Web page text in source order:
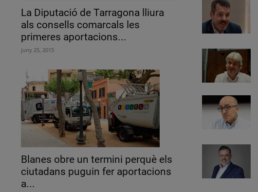
La Diputació de Tarragona lliura
als consells comarcals les
primeres aportacions...
juny 25, 2015
Blanes obre un termini perquè els
ciutadans puguin fer aportacions
a...